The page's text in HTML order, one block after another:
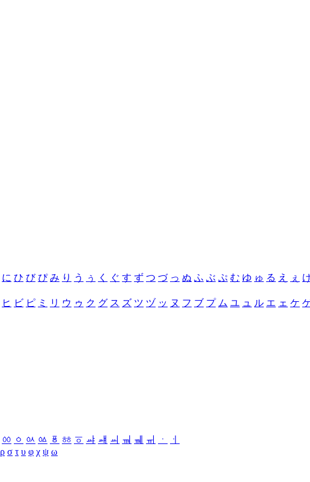
に ひ び ぴ み り う ぅ く ぐ す ず つ づ っ ぬ ふ ぶ ぷ む ゆ ゅ る え ぇ
ヒ ビ ピ ミ リ ウ ゥ ク グ ス ズ ツ ヅ ッ ヌ フ ブ プ ム ユ ュ ル エ ェ ケ
ㆀ ㆁ ㆂ ㆃ ㆄ ㆅ ㆆ ㆇ ㆈ ㆉ ㆊ ㆋ ㆌ ㆍ
ㆎ
ρ σ τ υ φ χ ψ ω